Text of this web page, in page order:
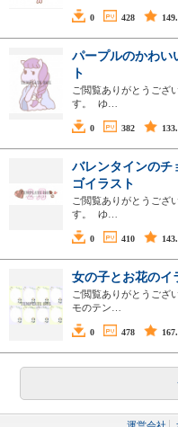
0 428
パープルのかわい
ト
ご閲覧ありがとうござ
す。 ゆ…
0 382
バレンタインのチ
ゴイラスト
ご閲覧ありがとうござ
す。 ゆ…
0 410
女の子とお花のイ
ご閲覧ありがとうござ
モのテン…
0 478